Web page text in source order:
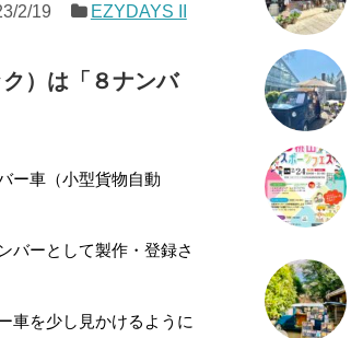
2/19 EZYDAYS II
）は「８ナンバ
ー車（小型貨物自動
バーとして製作・登録さ
車を少し見かけるように